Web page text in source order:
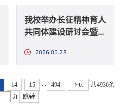
我校举办长征精神育人
共同体建设研讨会暨第
2026.05.28
14 15 ... 494 下页
共4936条
页 跳转